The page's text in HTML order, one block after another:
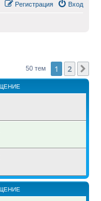
Вход
Регистрация
50 тем 1 2